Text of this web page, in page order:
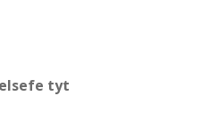
tyt